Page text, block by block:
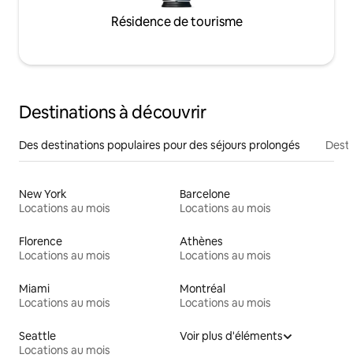
Résidence de tourisme
Destinations à découvrir
Des destinations populaires pour des séjours prolongés
New York
Locations au mois
Barcelone
Locations au mois
Florence
Locations au mois
Athènes
Locations au mois
Miami
Locations au mois
Montréal
Locations au mois
Seattle
Locations au mois
Voir plus d'éléments